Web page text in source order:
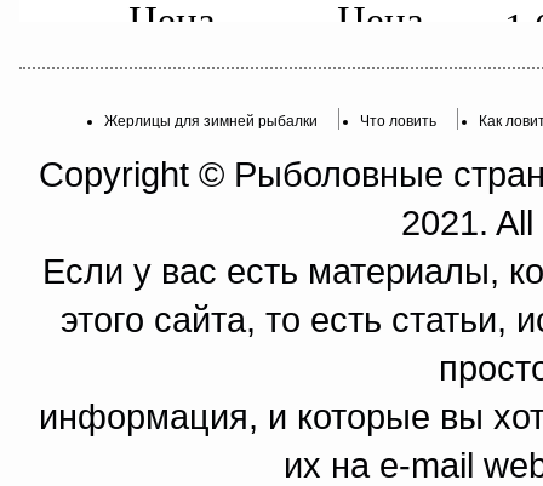
Жерлицы для зимней рыбалки Что ловить Как
Copyright © Рыболовные
2021.
Если у вас есть материалы,
этого сайта, то есть
информация, и которые вы
их на e-mail